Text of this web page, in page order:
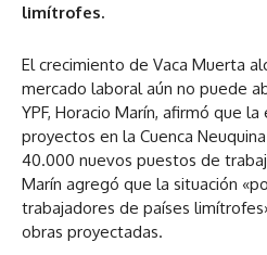
limítrofes.
El crecimiento de Vaca Muerta
mercado laboral aún no puede
YPF, Horacio Marín, afirmó que
proyectos en la Cuenca
40.000 nuevos puestos de
Marín agregó que la situación
trabajadores de países
obras proyectadas.